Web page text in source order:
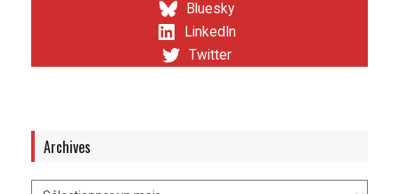
Bluesky
LinkedIn
Twitter
Archives